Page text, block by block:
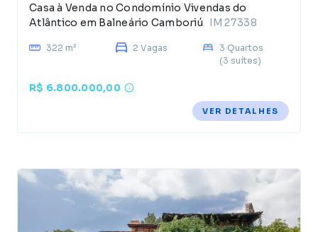
Casa à Venda no Condomínio Vivendas do
Atlântico em Balneário Camboriú
IM27338
322 m² 2 Vagas
3 Quartos
(3 suítes)
R$ 6.800.000,00
VER DETALHES